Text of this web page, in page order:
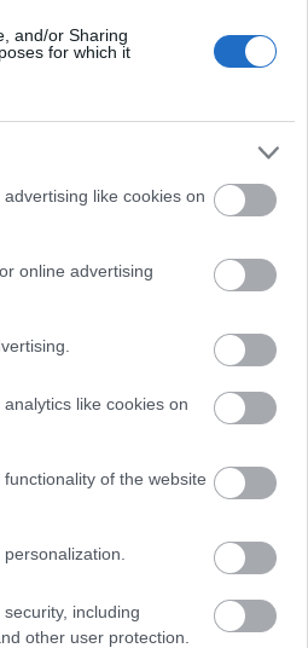
and/or Sharing
for which it
like cookies on
online advertising
like cookies on
of the website
including
other user protection.